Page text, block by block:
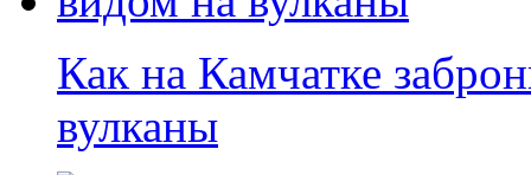
Как на Камчатке
вулканы